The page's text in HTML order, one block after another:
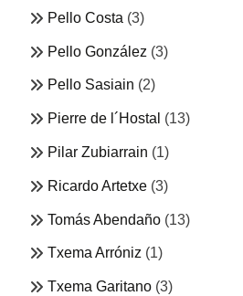
Pello Costa (3)
Pello González (3)
Pello Sasiain (2)
Pierre de l´Hostal (13)
Pilar Zubiarrain (1)
Ricardo Artetxe (3)
Tomás Abendaño (13)
Txema Arróniz (1)
Txema Garitano (3)